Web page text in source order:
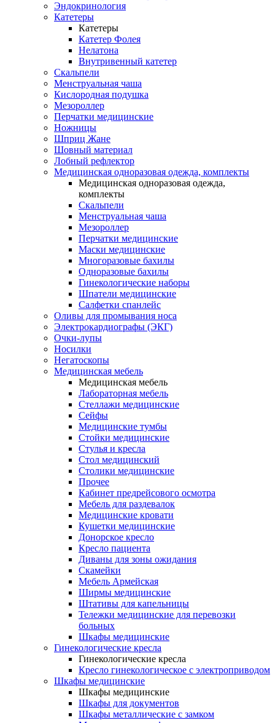
Эндокринология
Катетеры
Катетеры
Катетер Фолея
Нелатона
Внутривенный катетер
Скальпели
Менструальная чаша
Кислородная подушка
Мезороллер
Перчатки медицинские
Ножницы
Шприц Жане
Шовный материал
Лобный рефлектор
Медицинская одноразовая одежда, комплекты
Медицинская одноразовая одежда,
комплекты
Скальпели
Менструальная чаша
Мезороллер
Перчатки медицинские
Маски медицинские
Многоразовые бахилы
Одноразовые бахилы
Гинекологические наборы
Шпатели медицинские
Салфетки спанлейс
Оливы для промывания носа
Электрокардиографы (ЭКГ)
Очки-лупы
Носилки
Негатоскопы
Медицинская мебель
Медицинская мебель
Лабораторная мебель
Стеллажи медицинские
Сейфы
Медицинские тумбы
Стойки медицинские
Cтулья и кресла
Стол медицинский
Столики медицинские
Прочее
Кабинет предрейсового осмотра
Мебель для раздевалок
Медицинские кровати
Кушетки медицинские
Донорское кресло
Кресло пациента
Диваны для зоны ожидания
Скамейки
Мебель Армейская
Ширмы медицинские
Штативы для капельницы
Тележки медицинские для перевозки
больных
Шкафы медицинские
Гинекологические кресла
Гинекологические кресла
Кресло гинекологическое с электроприводом
Шкафы медицинские
Шкафы медицинские
Шкафы для документов
Шкафы металлические с замком